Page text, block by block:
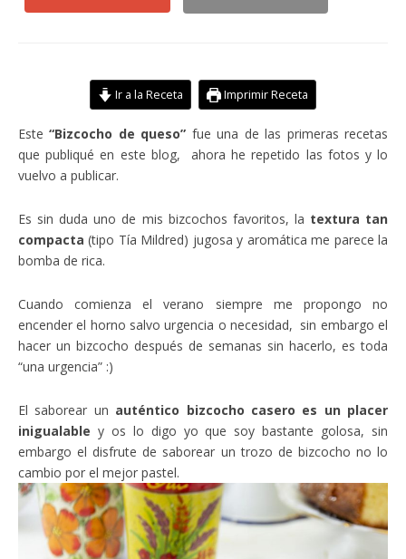
Ir a la Receta Imprimir Receta
Este“Bizcocho de queso” fue una de las primeras recetas
que publiqué en este blog, ahora he repetido las fotos y lo
vuelvo a publicar.
Es sin duda uno de mis bizcochos favoritos, la textura tan
compacta (tipo Tía Mildred) jugosa y aromática me parece la
bomba de rica.
Cuando comienza el verano siempre me propongo no
encender el horno salvo urgencia o necesidad, sin embargo el
hacer un bizcocho después de semanas sin hacerlo, es toda
“una urgencia” :)
El saborear un auténtico bizcocho casero es un placer
inigualable y os lo digo yo que soy bastante golosa, sin
embargo el disfrute de saborear un trozo de bizcocho no lo
cambio por el mejor pastel.